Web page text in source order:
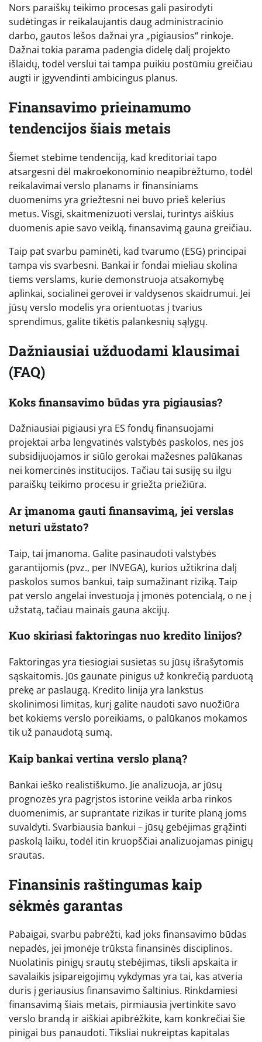
Nors paraiškų teikimo procesas gali pasirodyti
sudėtingas ir reikalaujantis daug administracinio
darbo, gautos lėšos dažnai yra „pigiausios“ rinkoje.
Dažnai tokia parama padengia didelę dalį projekto
išlaidų, todėl verslui tai tampa puikiu postūmiu greičiau
augti ir įgyvendinti ambicingus planus.
Finansavimo prieinamumo
tendencijos šiais metais
Šiemet stebime tendenciją, kad kreditoriai tapo
atsargesni dėl makroekonominio neapibrėžtumo, todėl
reikalavimai verslo planams ir finansiniams
duomenims yra griežtesni nei buvo prieš kelerius
metus. Visgi, skaitmenizuoti verslai, turintys aiškius
duomenis apie savo veiklą, finansavimą gauna greičiau.
Taip pat svarbu paminėti, kad tvarumo (ESG) principai
tampa vis svarbesni. Bankai ir fondai mieliau skolina
tiems verslams, kurie demonstruoja atsakomybę
aplinkai, socialinei gerovei ir valdysenos skaidrumui. Jei
jūsų verslo modelis yra orientuotas į tvarius
sprendimus, galite tikėtis palankesnių sąlygų.
Dažniausiai užduodami klausimai
(FAQ)
Koks finansavimo būdas yra pigiausias?
Dažniausiai pigiausi yra ES fondų finansuojami
projektai arba lengvatinės valstybės paskolos, nes jos
subsidijuojamos ir siūlo gerokai mažesnes palūkanas
nei komercinės institucijos. Tačiau tai susiję su ilgu
paraiškų teikimo procesu ir griežta priežiūra.
Ar įmanoma gauti finansavimą, jei verslas
neturi užstato?
Taip, tai įmanoma. Galite pasinaudoti valstybės
garantijomis (pvz., per INVEGA), kurios užtikrina dalį
paskolos sumos bankui, taip sumažinant riziką. Taip
pat verslo angelai investuoja į įmonės potencialą, o ne į
užstatą, tačiau mainais gauna akcijų.
Kuo skiriasi faktoringas nuo kredito linijos?
Faktoringas yra tiesiogiai susietas su jūsų išrašytomis
sąskaitomis. Jūs gaunate pinigus už konkrečią parduotą
prekę ar paslaugą. Kredito linija yra lankstus
skolinimosi limitas, kurį galite naudoti savo nuožiūra
bet kokiems verslo poreikiams, o palūkanos mokamos
tik už panaudotą sumą.
Kaip bankai vertina verslo planą?
Bankai ieško realistiškumo. Jie analizuoja, ar jūsų
prognozės yra pagrįstos istorine veikla arba rinkos
duomenimis, ar suprantate rizikas ir turite planą joms
suvaldyti. Svarbiausia bankui – jūsų gebėjimas grąžinti
paskolą laiku, todėl itin kruopščiai analizuojamas pinigų
srautas.
Finansinis raštingumas kaip
sėkmės garantas
Pabaigai, svarbu pabrėžti, kad joks finansavimo būdas
nepadės, jei įmonėje trūksta finansinės disciplinos.
Nuolatinis pinigų srautų stebėjimas, tiksli apskaita ir
savalaikis įsipareigojimų vykdymas yra tai, kas atveria
duris į geriausius finansavimo šaltinius. Rinkdamiesi
finansavimą šiais metais, pirmiausia įvertinkite savo
verslo brandą ir aiškiai apibrėžkite, kam konkrečiai šie
pinigai bus panaudoti. Tiksliai nukreiptas kapitalas